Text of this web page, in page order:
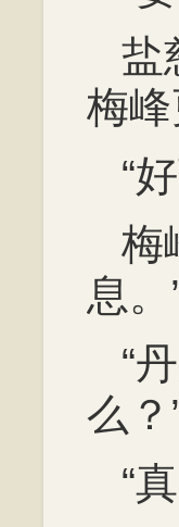
盐
梅峰
“
梅
息。
“
么？
“